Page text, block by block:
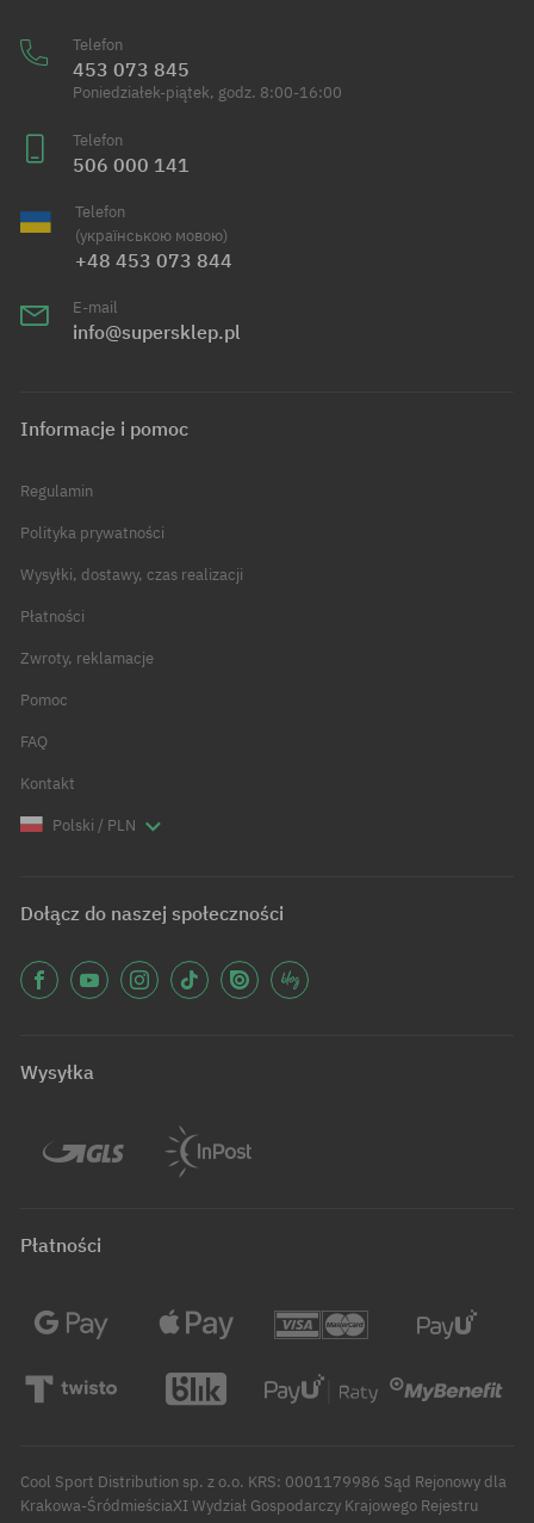
Telefon
453 073 845
Poniedziałek-piątek, godz. 8:00-16:00
Telefon
506 000 141
Telefon
(українською мовою)
+48 453 073 844
E-mail
info@supersklep.pl
Informacje i pomoc
Regulamin
Polityka prywatności
Wysyłki, dostawy, czas realizacji
Płatności
Zwroty, reklamacje
Pomoc
FAQ
Kontakt
Polski / PLN
Dołącz do naszej społeczności
Wysyłka
Płatności
Cool Sport Distribution sp. z o.o. KRS: 0001179986 Sąd Rejonowy dla
Krakowa-ŚródmieściaXI Wydział Gospodarczy Krajowego Rejestru